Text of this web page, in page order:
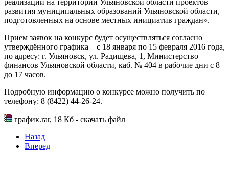
развития муниципальных образований Ульяновской области,
подготовленных на основе местных инициатив граждан».
Прием заявок на конкурс будет осуществляться согласно
утверждённого графика – с 18 января по 15 февраля 2016 года,
по адресу: г. Ульяновск, ул. Радищева, 1, Министерство
финансов Ульяновской области, каб. № 404 в рабочие дни с 8
до 17 часов.
Подробную информацию о конкурсе можно получить по
телефону: 8 (8422) 44-26-24.
график.rar, 18 Кб - cкачать файл
Назад
Вперед